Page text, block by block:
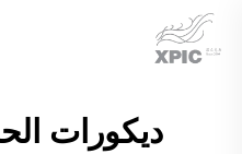
ديكورات